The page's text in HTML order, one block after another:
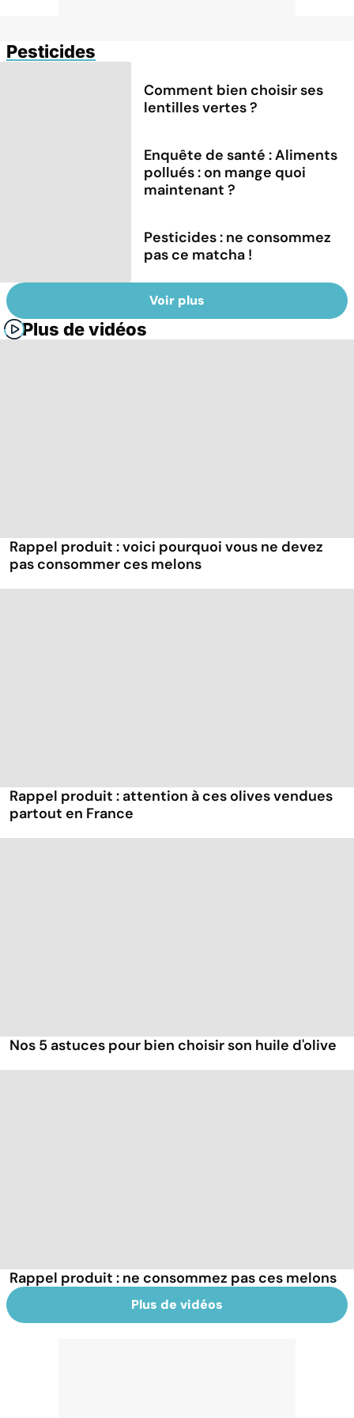
Pesticides
Comment bien choisir ses
lentilles vertes ?
Enquête de santé : Aliments
pollués : on mange quoi
maintenant ?
Pesticides : ne consommez
pas ce matcha !
Voir plus
Plus de vidéos
Rappel produit : voici pourquoi vous ne devez
pas consommer ces melons
Rappel produit : attention à ces olives vendues
partout en France
Nos 5 astuces pour bien choisir son huile d'olive
Rappel produit : ne consommez pas ces melons
Plus de vidéos